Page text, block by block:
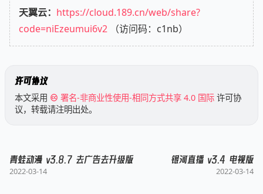
天翼云： https://cloud.189.cn/web/share?
code=niEzeumui6v2 （访问码：c1nb）
许可协议
本文采用 署名-非商业性使用-相同方式共享 4.0 国际 许可协
议，转载请注明出处。
青蛙动漫 v3.8.7 去广告去升级版
2022-03-14
银河直播 v3.4 电视版
2022-03-14